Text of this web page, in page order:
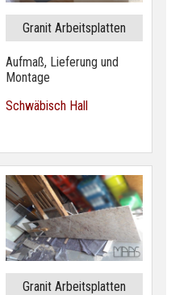
Granit Arbeitsplatten
Aufmaß, Lieferung und
Montage
Schwäbisch Hall
Granit Arbeitsplatten